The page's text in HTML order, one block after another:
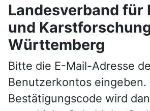
Landesverband für
und
Württemberg
Bitte die E-Mail-Adresse
Benutzerkontos eingeben.
Bestätigungscode wird